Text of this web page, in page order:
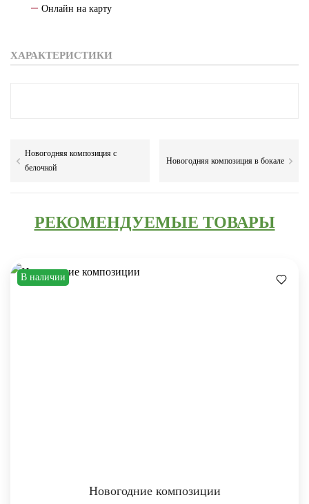
Онлайн на карту
ХАРАКТЕРИСТИКИ
Новогодняя композиция с
белочкой
Новогодняя композиция в бокале
РЕКОМЕНДУЕМЫЕ ТОВАРЫ
В наличии
Новогодние композиции